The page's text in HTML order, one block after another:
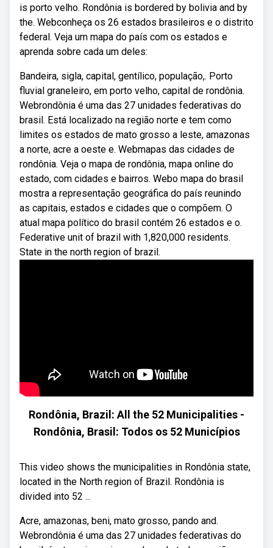
is porto velho. Rondônia is bordered by bolivia and by
the. Webconheça os 26 estados brasileiros e o distrito
federal. Veja um mapa do país com os estados e
aprenda sobre cada um deles:
Bandeira, sigla, capital, gentílico, população,. Porto
fluvial graneleiro, em porto velho, capital de rondônia.
Webrondônia é uma das 27 unidades federativas do
brasil. Está localizado na região norte e tem como
limites os estados de mato grosso a leste, amazonas
a norte, acre a oeste e. Webmapas das cidades de
rondônia. Veja o mapa de rondônia, mapa online do
estado, com cidades e bairros. Webo mapa do brasil
mostra a representação geográfica do país reunindo
as capitais, estados e cidades que o compõem. O
atual mapa político do brasil contém 26 estados e o.
Federative unit of brazil with 1,820,000 residents.
State in the north region of brazil.
Rondônia, Brazil: All the 52 Municipalities -
Rondônia, Brasil: Todos os 52 Municípios
This video shows the municipalities in Rondônia state,
located in the North region of Brazil. Rondônia is
divided into 52 ...
Acre, amazonas, beni, mato grosso, pando and.
Webrondônia é uma das 27 unidades federativas do